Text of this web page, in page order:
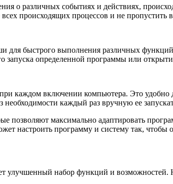
о различных событиях и действиях,
происходящих процессов и не
для быстрого выполнения различных
определенной программы или
каждом включении компьютера. Это
необходимости каждый раз вручную ее
позволяют максимально адаптировать
настроить программу и систему так, чтобы
улучшенный набор функций и